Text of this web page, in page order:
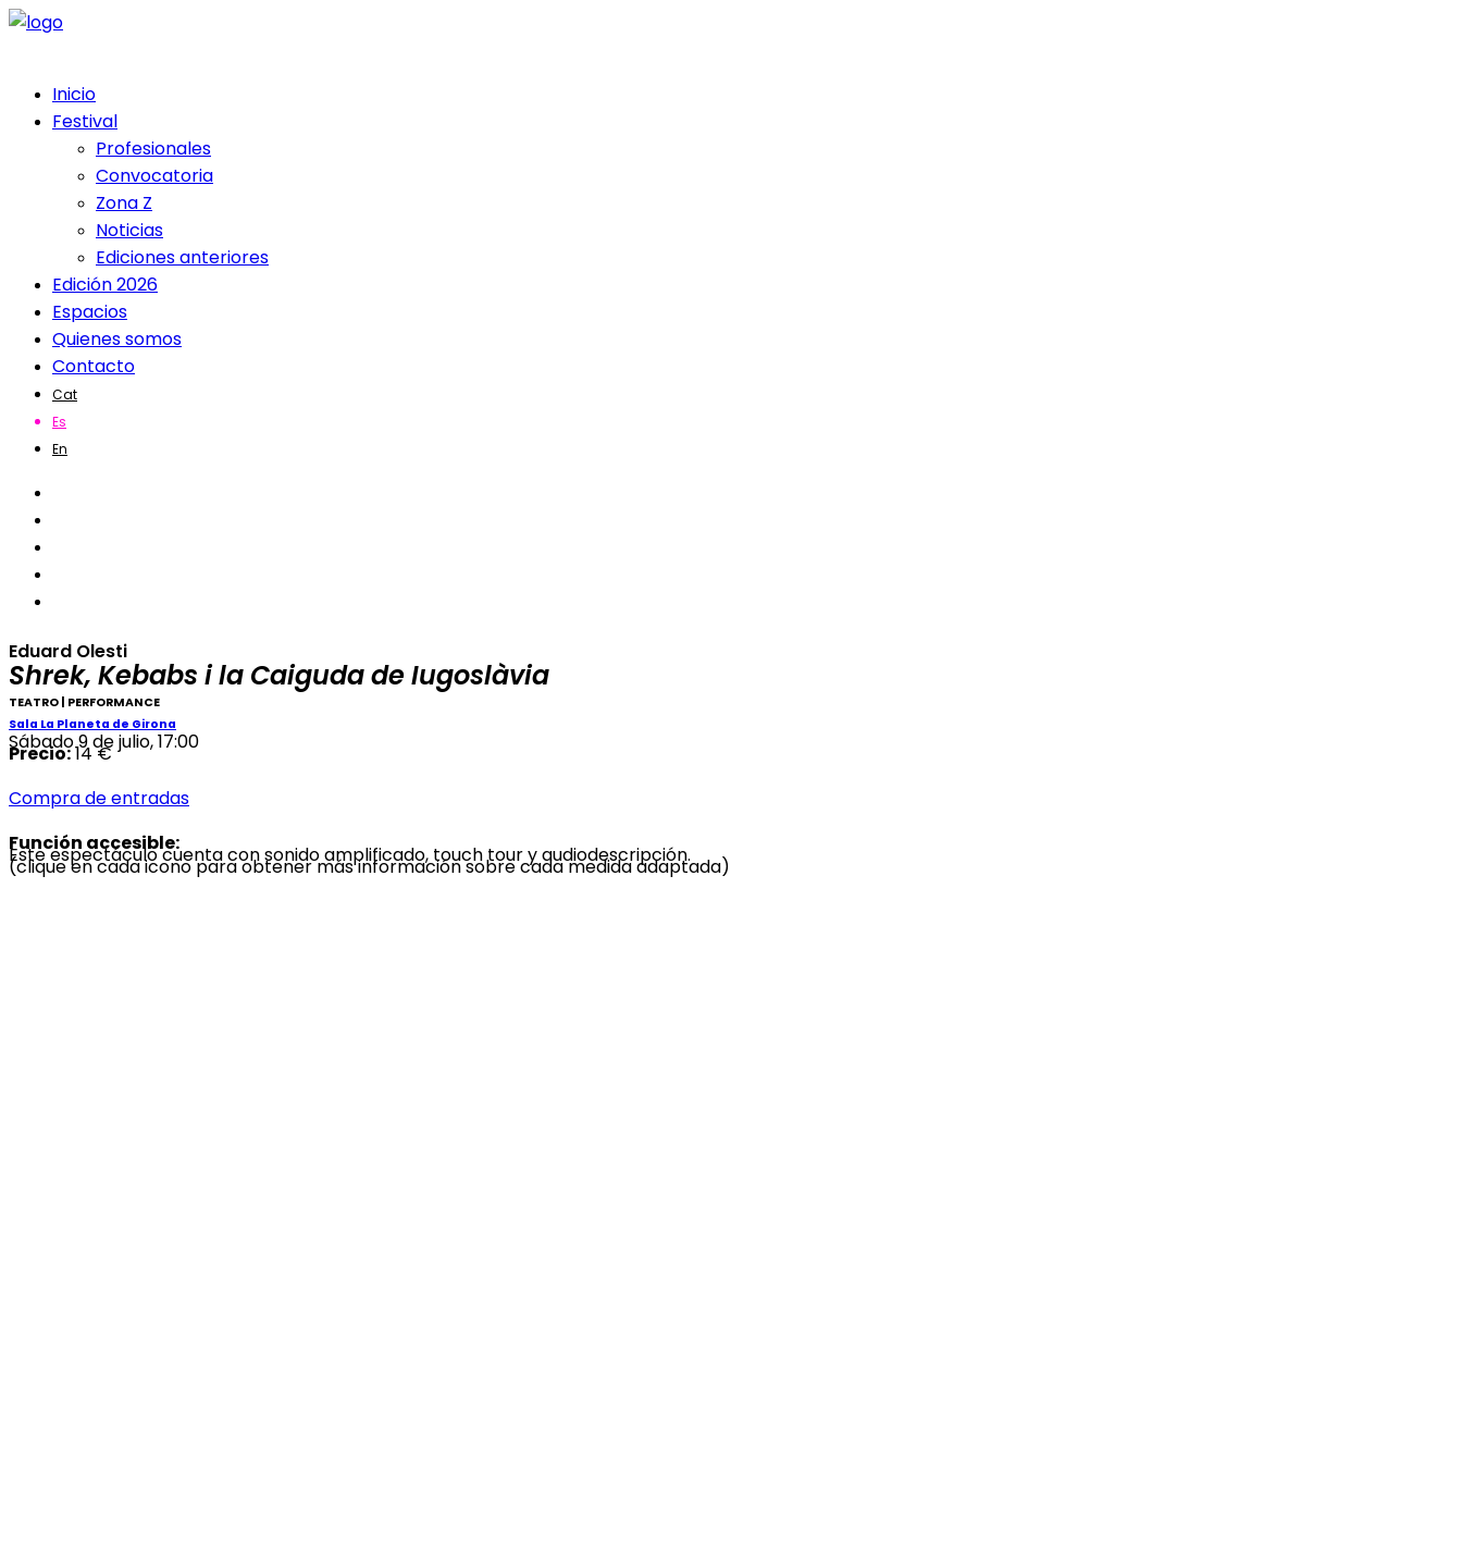
Inicio
Festival
Profesionales
Convocatoria
Zona Z
Noticias
Ediciones anteriores
Edición 2026
Espacios
Quienes somos
Contacto
Cat
Es
En
Eduard Olesti
Shrek, Kebabs i la Caiguda de Iugoslàvia
TEATRO | PERFORMANCE
Sala La Planeta de Girona
Sábado 9 de julio, 17:00
Precio:14 €
Compra de entradas
Función accesible:
Este espectáculo cuenta con sonido amplificado, touch tour y audiodescripción.
(clique en cada icono para obtener más información sobre cada medida adaptada)